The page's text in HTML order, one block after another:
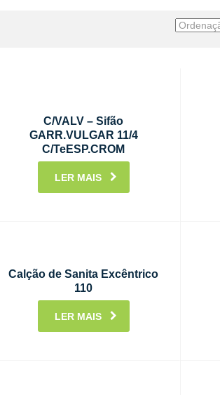
C/VALV – Sifão
GARR.VULGAR 11/4
C/TeESP.CROM
LER MAIS
Calção de Sanita Excêntrico
110
LER MAIS